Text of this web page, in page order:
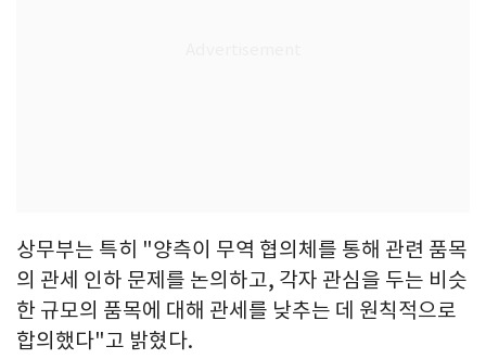
상무부는 특히 "양측이 무역 협의체를 통해 관련 품목
의 관세 인하 문제를 논의하고, 각자 관심을 두는 비슷
한 규모의 품목에 대해 관세를 낮추는 데 원칙적으로
합의했다"고 밝혔다.